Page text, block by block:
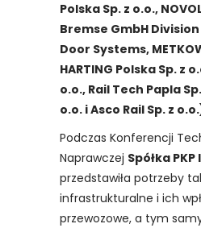
Polska Sp. z o.o.,
Bremse GmbH
Door Systems,
HARTING Polska Sp. z
o.o., Rail Tech Papla
o.o. i Asco Rail Sp. z
Podczas Konferencji
Naprawczej Spółka
przedstawiła potrzeby
infrastrukturalne i ich
przewozowe, a tym